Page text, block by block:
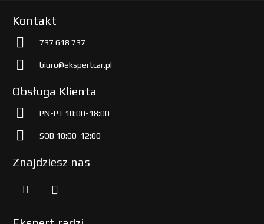
Kontakt
737 618 737
biuro@ekspertcar.pl
Obsługa Klienta
PN-PT 10:00-18:00
SOB 10:00-12:00
Znajdziesz nas